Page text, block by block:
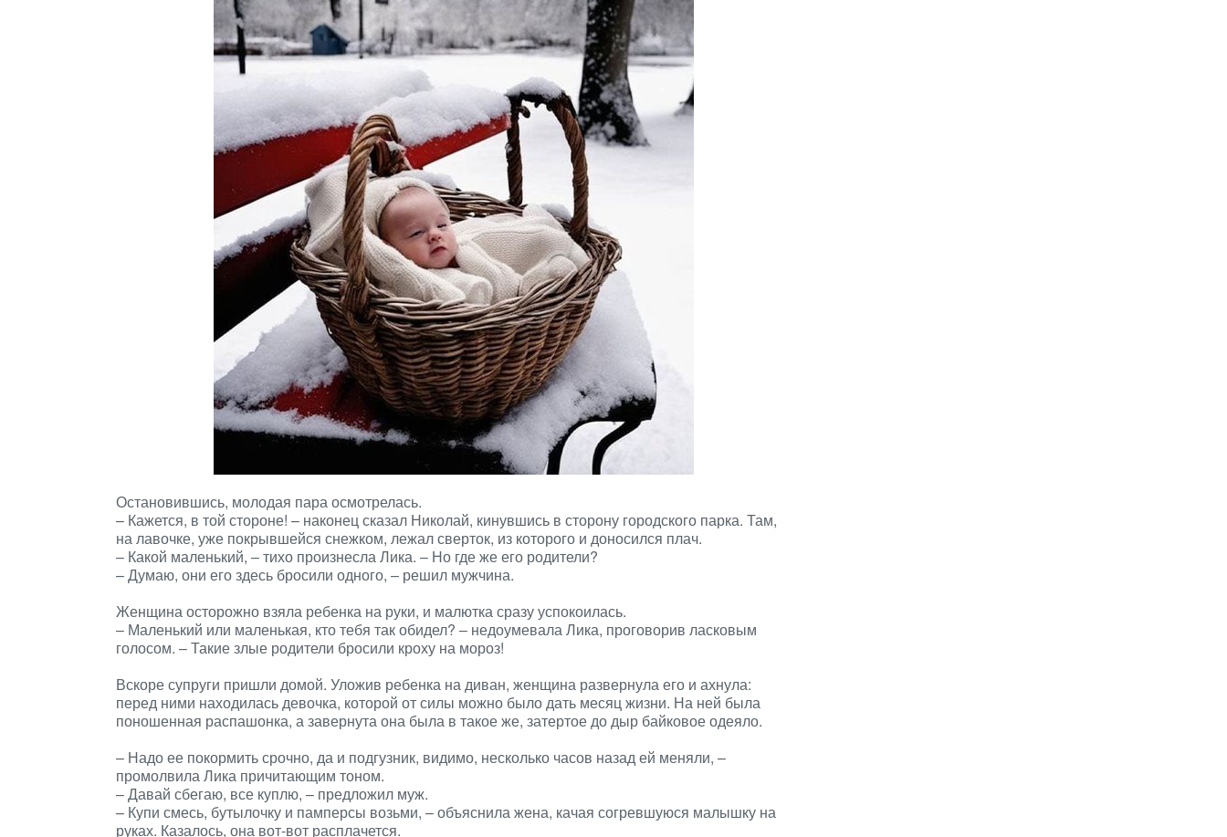
Остановившись, молодая пара осмотрелась.
– Кажется, в той стороне! – наконец сказал Николай, кинувшись в сторону городского парка. Там,
на лавочке, уже покрывшейся снежком, лежал сверток, из которого и доносился плач.
– Какой маленький, – тихо произнесла Лика. – Но где же его родители?
– Думаю, они его здесь бросили одного, – решил мужчина.
Женщина осторожно взяла ребенка на руки, и малютка сразу успокоилась.
– Маленький или маленькая, кто тебя так обидел? – недоумевала Лика, проговорив ласковым
голосом. – Такие злые родители бросили кроху на мороз!
Вскоре супруги пришли домой. Уложив ребенка на диван, женщина развернула его и ахнула:
перед ними находилась девочка, которой от силы можно было дать месяц жизни. На ней была
поношенная распашонка, а завернута она была в такое же, затертое до дыр байковое одеяло.
– Надо ее покормить срочно, да и подгузник, видимо, несколько часов назад ей меняли, –
промолвила Лика причитающим тоном.
– Давай сбегаю, все куплю, – предложил муж.
– Купи смесь, бутылочку и памперсы возьми, – объяснила жена, качая согревшуюся малышку на
руках. Казалось, она вот-вот расплачется.